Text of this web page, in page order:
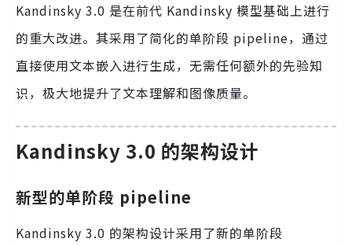
Kandinsky 3.0 是在前代 Kandinsky 模型基础上进行
的重大改进。其采用了简化的单阶段 pipeline，通过
直接使用文本嵌入进行生成，无需任何额外的先验知
识，极大地提升了文本理解和图像质量。
Kandinsky 3.0 的架构设计
新型的单阶段 pipeline
Kandinsky 3.0 的架构设计采用了新的单阶段